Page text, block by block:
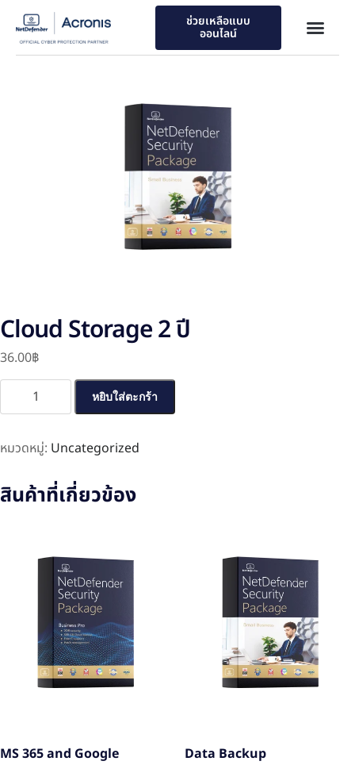
ช่วยเหลือแบบ
ออนไลน์
Cloud Storage 2 ปี
36.00฿
หยิบใส่ตะกร้า
หมวดหมู่: Uncategorized
สินค้าที่เกี่ยวข้อง
MS 365 and Google Data Backup